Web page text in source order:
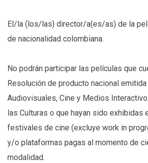
El/la (los/las) director/a(es/as) de la
de nacionalidad colombiana.
No podrán participar las películas que
Resolución de producto nacional
Audiovisuales, Cine y Medios
las Culturas o que hayan sido exhibidas
festivales de cine (excluye work in
y/o plataformas pagas al momento de
modalidad.